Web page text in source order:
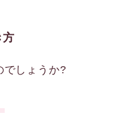
方
でしょうか?